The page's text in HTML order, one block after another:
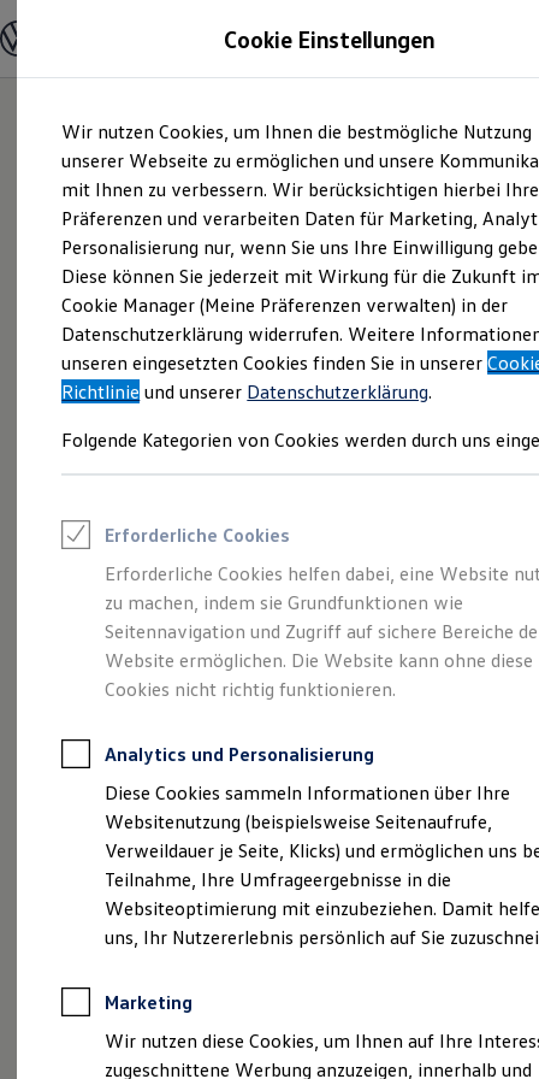
Hauptinhalt
springen
Footer
springen
Modelle und Konfigurator
Modelle vergleichen
Elektroautos
ENERGY Sondermodelle
Nutzfahrzeuge
SUV und CUV
Familienautos
Kombis
Kompaktwagen
Sportwagen
Schnell verfügbare Fahrzeuge
Angebote und Produkte
Aktuelle Angebote
E-Auto-Förderung
Volkswagen Marktplatz
Junge Gebrauchtwagen und Gebrauchtwagen
Saisonangebote
Leasing
Leasing-Angebote
Gebrauchtwagen Leasing
Junge Gebrauchtwagen-Leasing
Elektroauto Leasing
Kleinwagen-Leasing
Leasing ohne Anzahlung
Autokredit mit Schlussrate
Versicherungen und Garantien
Kfz-Versicherung
Restschuldversicherungen
Garantien
Wartungsverträge
Geschäftskunden
Professional Class bei Volkswagen
Großkunden
Behörden
Anpfiff zum Gewinn
Elektroautos
ID. Tutorials
Mehr Raum für alle(s).
Der Tayron.
Cookie Einstellungen
Wir nutzen Cookies, um Ihnen die bestmögliche Nutzung
unserer Webseite zu ermöglichen und unsere
mit Ihnen zu verbessern. Wir berücksichtigen hierbei Ihre
Präferenzen und verarbeiten Daten für Marketing,
Personalisierung nur, wenn Sie uns Ihre Einwilligung
Diese können Sie jederzeit mit Wirkung für die Zukunft
Cookie Manager (Meine Präferenzen verwalten) in der
Datenschutzerklärung widerrufen. Weitere
unseren eingesetzten Cookies finden Sie in unserer
Richtlinie und unserer Datenschutzerklärung.
Folgende Kategorien von Cookies werden durch uns
Erforderliche Cookies
Erforderliche Cookies helfen dabei, eine Website
zu machen, indem sie Grundfunktionen wie
Seitennavigation und Zugriff auf sichere Bereiche
Website ermöglichen. Die Website kann ohne diese
Cookies nicht richtig funktionieren.
Analytics und Personalisierung
Diese Cookies sammeln Informationen über Ihre
Websitenutzung (beispielsweise Seitenaufrufe,
Verweildauer je Seite, Klicks) und ermöglichen uns
Teilnahme, Ihre Umfrageergebnisse in die
Websiteoptimierung mit einzubeziehen. Damit
uns, Ihr Nutzererlebnis persönlich auf Sie
Marketing
Wir nutzen diese Cookies, um Ihnen auf Ihre
zugeschnittene Werbung anzuzeigen, innerhalb und